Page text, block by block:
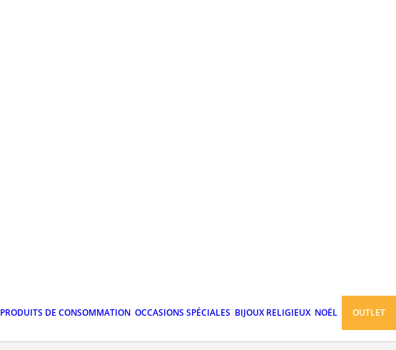
PRODUITS DE CONSOMMATION OCCASIONS SPÉCIALES BIJOUX RELIGIEUX NOËL OUTLET